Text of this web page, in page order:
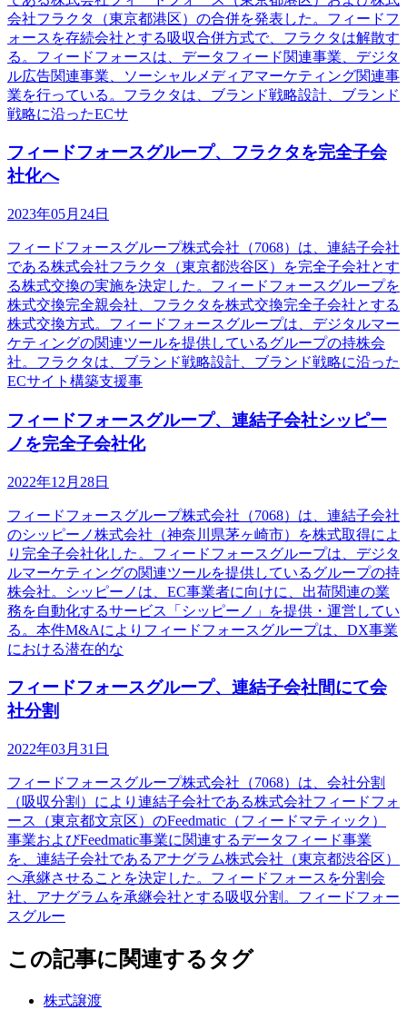
会社フラクタ（東京都港区）の合併を発表した。フィードフ
ォースを存続会社とする吸収合併方式で、フラクタは解散す
る。フィードフォースは、データフィード関連事業、デジタ
ル広告関連事業、ソーシャルメディアマーケティング関連事
業を行っている。フラクタは、ブランド戦略設計、ブランド
戦略に沿ったECサ
フィードフォースグループ、フラクタを完全子会
社化へ
2023年05月24日
フィードフォースグループ株式会社（7068）は、連結子会社
である株式会社フラクタ（東京都渋谷区）を完全子会社とす
る株式交換の実施を決定した。フィードフォースグループを
株式交換完全親会社、フラクタを株式交換完全子会社とする
株式交換方式。フィードフォースグループは、デジタルマー
ケティングの関連ツールを提供しているグループの持株会
社。フラクタは、ブランド戦略設計、ブランド戦略に沿った
ECサイト構築支援事
フィードフォースグループ、連結子会社シッピー
ノを完全子会社化
2022年12月28日
フィードフォースグループ株式会社（7068）は、連結子会社
のシッピーノ株式会社（神奈川県茅ヶ崎市）を株式取得によ
り完全子会社化した。フィードフォースグループは、デジタ
ルマーケティングの関連ツールを提供しているグループの持
株会社。シッピーノは、EC事業者に向けに、出荷関連の業
務を自動化するサービス「シッピーノ」を提供・運営してい
る。本件M&Aによりフィードフォースグループは、DX事業
における潜在的な
フィードフォースグループ、連結子会社間にて会
社分割
2022年03月31日
フィードフォースグループ株式会社（7068）は、会社分割
（吸収分割）により連結子会社である株式会社フィードフォ
ース（東京都文京区）のFeedmatic（フィードマティック）
事業およびFeedmatic事業に関連するデータフィード事業
を、連結子会社であるアナグラム株式会社（東京都渋谷区）
へ承継させることを決定した。フィードフォースを分割会
社、アナグラムを承継会社とする吸収分割。フィードフォー
スグルー
この記事に関連するタグ
株式譲渡